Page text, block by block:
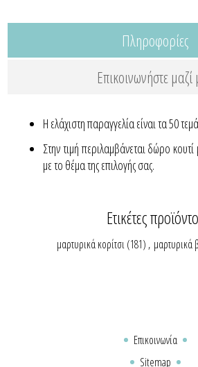
Πληροφορίες
Επικοινωνήστε
Η ελάχιστη παραγγελία είναι τα 50
Στην τιμή περιλαμβάνεται δώρο
με το θέμα της επιλογής σας.
Ετικέτες
μαρτυρικά κορίτσι(181) , μαρτυρικά
Επικοινωνία
Sitemap